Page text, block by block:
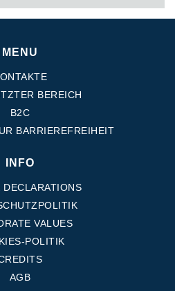
MENU
BEREICH
B2C
BARRIEREFREIHEIT
INFO
DECLARATIONS
VALUES
POLITIK
AGB